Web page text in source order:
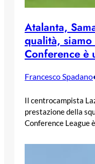
Atalanta,
qualità,
Conference è
Francesco Spadano
Il centrocampista
prestazione della
Conference League